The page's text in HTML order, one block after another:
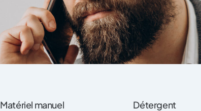
Matériel manuel Détergent